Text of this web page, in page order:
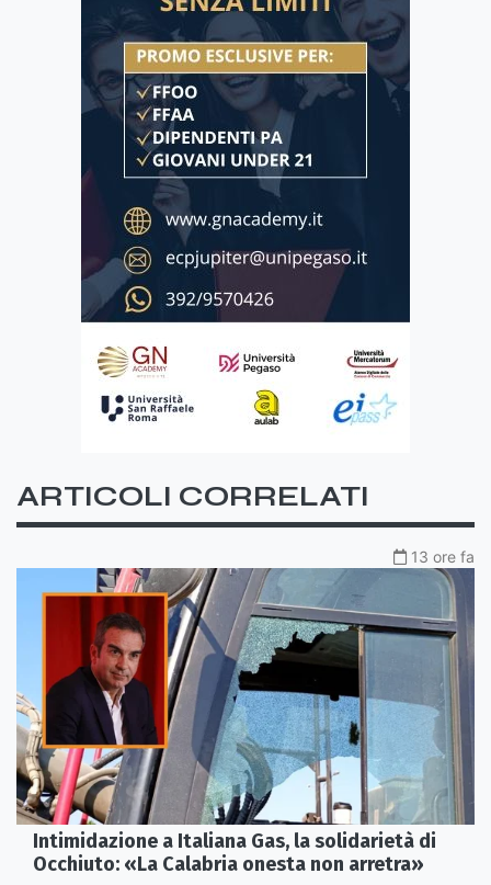
ARTICOLI CORRELATI
13 ore fa
Intimidazione a Italiana Gas, la solidarietà di
Occhiuto: «La Calabria onesta non arretra»